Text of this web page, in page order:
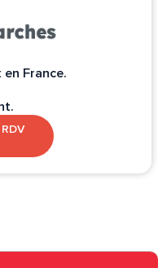
France.